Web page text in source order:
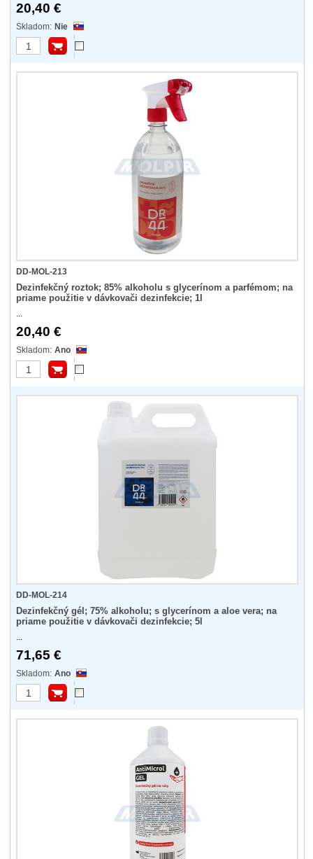
20,40 €
Nie
DD-MOL-213
Dezinfekčný roztok; 85% alkoholu s glycerínom a parfémom; na
priame použitie v dávkovači dezinfekcie; 1l
...
20,40 €
Ano
DD-MOL-214
Dezinfekčný gél; 75% alkoholu; s glycerínom a aloe vera; na
priame použitie v dávkovači dezinfekcie; 5l
...
71,65 €
Ano